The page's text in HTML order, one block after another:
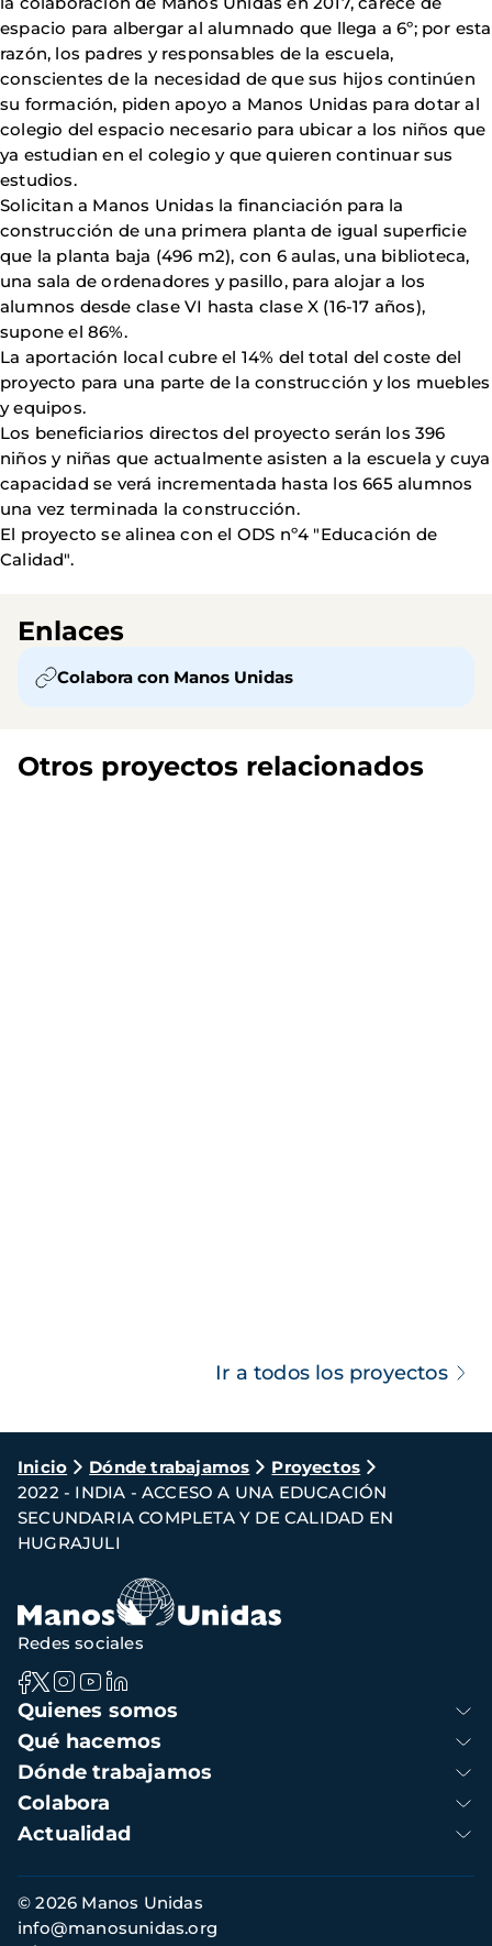
espacio para albergar al alumnado que llega a 6º; por esta
razón, los padres y responsables de la escuela,
conscientes de la necesidad de que sus hijos continúen
su formación, piden apoyo a Manos Unidas para dotar al
colegio del espacio necesario para ubicar a los niños que
ya estudian en el colegio y que quieren continuar sus
estudios.
Solicitan a Manos Unidas la financiación para la
construcción de una primera planta de igual superficie
que la planta baja (496 m2), con 6 aulas, una biblioteca,
una sala de ordenadores y pasillo, para alojar a los
alumnos desde clase VI hasta clase X (16-17 años),
supone el 86%.
La aportación local cubre el 14% del total del coste del
proyecto para una parte de la construcción y los muebles
y equipos.
Los beneficiarios directos del proyecto serán los 396
niños y niñas que actualmente asisten a la escuela y cuya
capacidad se verá incrementada hasta los 665 alumnos
una vez terminada la construcción.
El proyecto se alinea con el ODS nº4 "Educación de
Calidad".
Enlaces
Colabora con Manos Unidas
Otros proyectos relacionados
Ir a todos los proyectos
Ruta
de
navegación
Inicio Dónde trabajamos
Proyectos
2022 - INDIA - ACCESO A UNA EDUCACIÓN
SECUNDARIA COMPLETA Y DE CALIDAD EN
HUGRAJULI
Navegación
principal
Quienes somos
Qué hacemos
Dónde trabajamos
Colabora
Actualidad
Redes sociales
Información
de
© 2026 Manos Unidas
info@manosunidas.org